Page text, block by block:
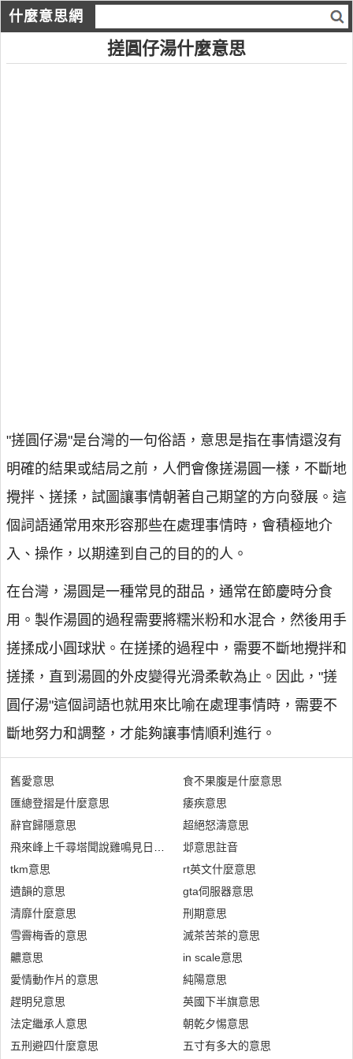
什麼意思網
搓圓仔湯什麼意思
"搓圓仔湯"是台灣的一句俗語，意思是指在事情還沒有
明確的結果或結局之前，人們會像搓湯圓一樣，不斷地
攪拌、搓揉，試圖讓事情朝著自己期望的方向發展。這
個詞語通常用來形容那些在處理事情時，會積極地介
入、操作，以期達到自己的目的的人。
在台灣，湯圓是一種常見的甜品，通常在節慶時分食
用。製作湯圓的過程需要將糯米粉和水混合，然後用手
搓揉成小圓球狀。在搓揉的過程中，需要不斷地攪拌和
搓揉，直到湯圓的外皮變得光滑柔軟為止。因此，"搓
圓仔湯"這個詞語也就用來比喻在處理事情時，需要不
斷地努力和調整，才能夠讓事情順利進行。
舊愛意思
匯總登摺是什麼意思
辭官歸隱意思
飛來峰上千尋塔聞說雞鳴見日昇不畏浮雲遮望眼自緣身在最高層意思
tkm意思
遺韻的意思
清靡什麼意思
雪霽梅香的意思
齈意思
愛情動作片的意思
趕明兒意思
法定繼承人意思
五刑避四什麼意思
食不果腹是什麼意思
痿疾意思
超絕怒濤意思
邶意思註音
rt英文什麼意思
gta伺服器意思
刑期意思
滅茶苦茶的意思
in scale意思
純陽意思
英國下半旗意思
朝乾夕惕意思
五寸有多大的意思